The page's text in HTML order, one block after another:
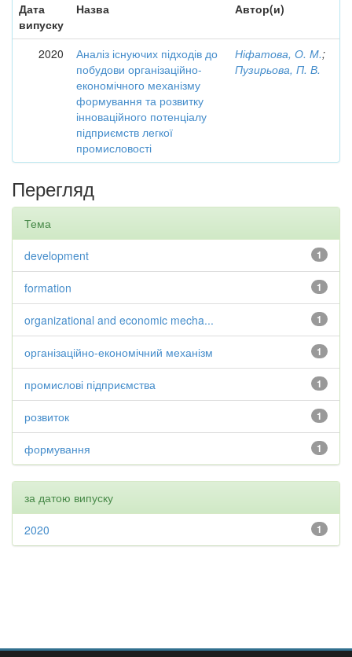
Дата
випуску
Назва Автор(и)
2020
Аналіз існуючих підходів до
побудови організаційно-
економічного механізму
формування та розвитку
інноваційного потенціалу
підприємств легкої
промисловості
Ніфатова, О. М.;
Пузирьова, П. В.
Перегляд
Тема
1
development
1
formation
1
organizational and economic mecha...
1
організаційно-економічний механізм
1
промислові підприємства
1
розвиток
1
формування
за датою випуску
1
2020